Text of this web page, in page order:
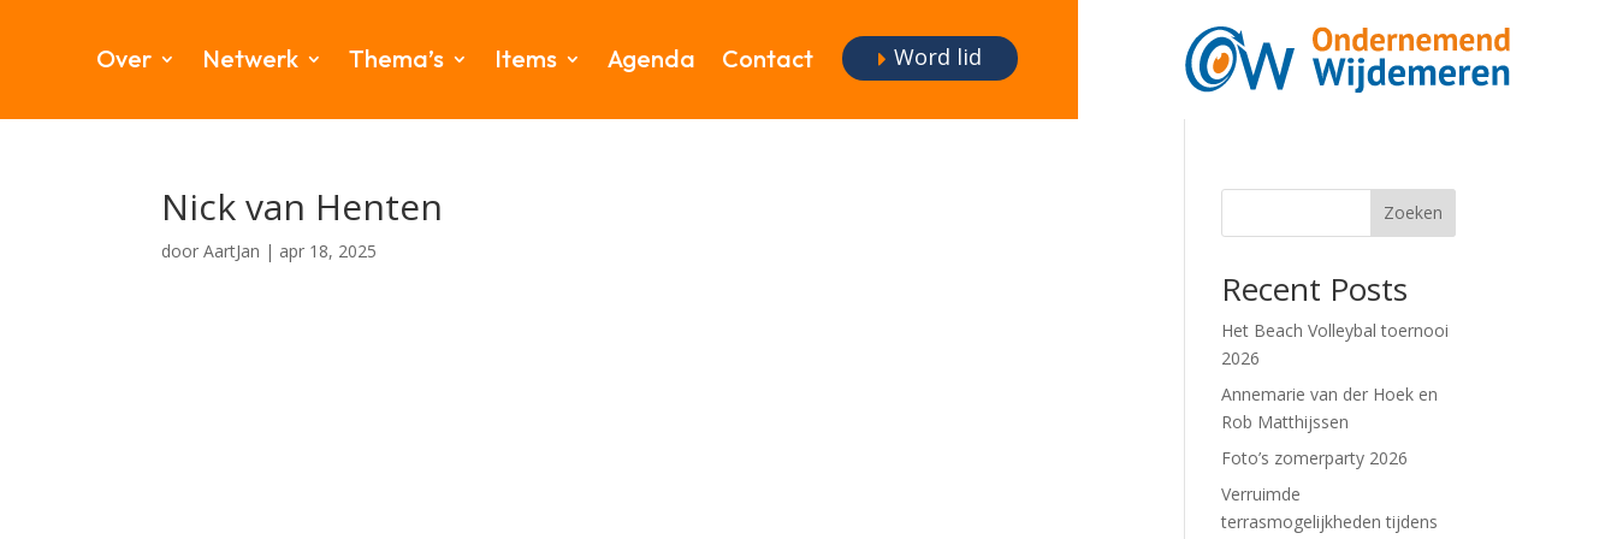
Over Netwerk Thema’s Items Agenda Contact Word lid
Nick van Henten
doorAartJan | apr 18, 2025
Zoeken
Recent Posts
Het Beach Volleybal toernooi
2026
Annemarie van der Hoek en
Rob Matthijssen
Foto’s zomerparty 2026
Verruimde
terrasmogelijkheden tijdens